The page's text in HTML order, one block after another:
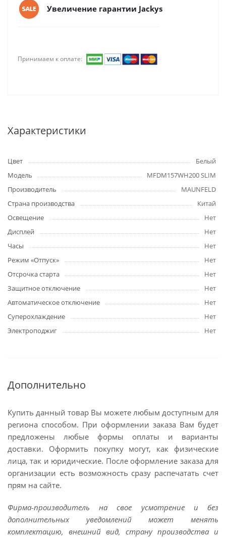
Увеличение гарантии Jackys
Принимаем к оплате:
Характеристики
Цвет
Белый
Модель
MFDM157WH200 SLIM
Производитель
MAUNFELD
Страна производства
Китай
Освещение
Нет
Дисплей
Нет
Часы
Нет
Режим «Отпуск»
Нет
Отсрочка старта
Нет
Защитное отключение
Нет
Автоматическое отключение
Нет
Суперохлаждение
Нет
Электроподжиг
Нет
Дополнительно
Купить данный товар Вы можете любым доступным для
региона способом. При оформлении заказа Вам будет
предложены любые формы оплаты и варианты
доставки. Оформить покупку могут, как физические
лица, так и юридические. После оформление заказа для
организации есть возможность сразу распечатать счет
прям на сайте.
Фирма-производитель на свое усмотрение и без
дополнительных уведомлений может менять
комплектацию, внешний вид, страну производства и